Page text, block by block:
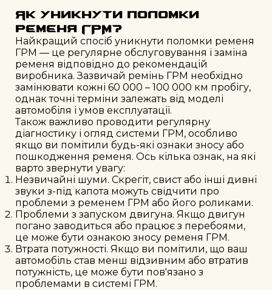
Як уникнути поломки
ременя ГРМ?
Найкращий спосіб уникнути поломки ременя
ГРМ — це регулярне обслуговування і заміна
ременя відповідно до рекомендацій
виробника. Зазвичай ремінь ГРМ необхідно
замінювати кожні 60 000 – 100 000 км пробігу,
однак точні терміни залежать від моделі
автомобіля і умов експлуатації.
Також важливо проводити регулярну
діагностику і огляд системи ГРМ, особливо
якщо ви помітили будь-які ознаки зносу або
пошкодження ременя. Ось кілька ознак, на які
варто звернути увагу:
Незвичайні шуми. Скрегіт, свист або інші дивні
звуки з-під капота можуть свідчити про
проблеми з ременем ГРМ або його роликами.
Проблеми з запуском двигуна. Якщо двигун
погано заводиться або працює з перебоями,
це може бути ознакою зносу ременя ГРМ.
Втрата потужності. Якщо ви помітили, що ваш
автомобіль став менш відзивним або втратив
потужність, це може бути пов'язано з
проблемами в системі ГРМ.